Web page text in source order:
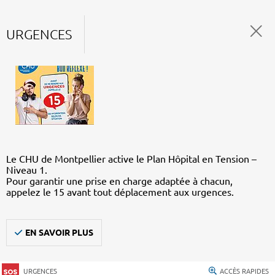
URGENCES
Le CHU de Montpellier active le Plan Hôpital en Tension –
Niveau 1.
Pour garantir une prise en charge adaptée à chacun,
appelez le 15 avant tout déplacement aux urgences.
EN SAVOIR PLUS
URGENCES ACCÈS RAPIDES